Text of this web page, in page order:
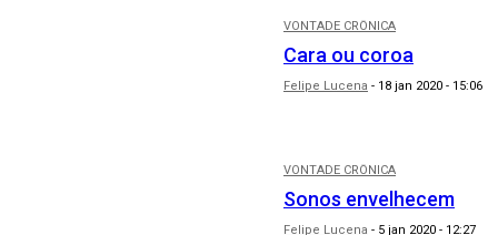
VONTADE CRÔNICA
Cara ou coroa
Felipe Lucena - 18 jan 2020 - 15:06
VONTADE CRÔNICA
Sonos envelhecem
Felipe Lucena - 5 jan 2020 - 12:27